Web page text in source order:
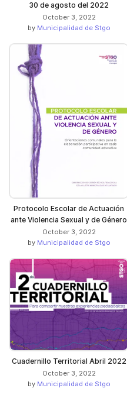
30 de agosto del 2022
October 3, 2022
by Municipalidad de Stgo
Protocolo Escolar de Actuación
ante Violencia Sexual y de Género
October 3, 2022
by Municipalidad de Stgo
Cuadernillo Territorial Abril 2022
October 3, 2022
by Municipalidad de Stgo